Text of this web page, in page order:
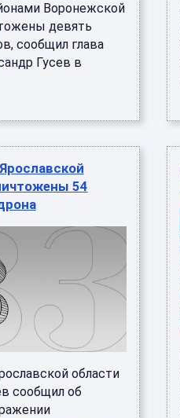
Воронежской
девять
сообщил глава
Гусев в
54
области
сообщил об